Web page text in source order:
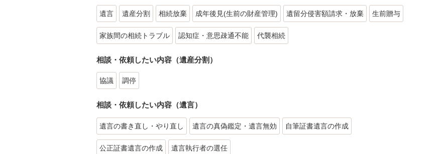
遺言 遺産分割 相続放棄 成年後見(生前の財産管理) 遺留分侵害額請求・放棄 生前贈与
家族間の相続トラブル 認知症・意思疎通不能 代襲相続
相談・依頼したい内容（遺産分割）
協議 調停
相談・依頼したい内容（遺言）
遺言の書き直し・やり直し 遺言の真偽鑑定・遺言無効 自筆証書遺言の作成
公正証書遺言の作成 遺言執行者の選任